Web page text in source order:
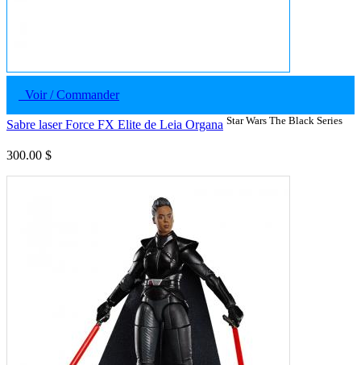
Voir / Commander
Sabre laser Force FX Elite de Leia Organa Star Wars The Black Series
300.00 $